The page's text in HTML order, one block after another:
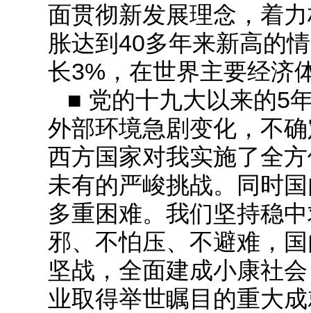
面贯彻新发展理念，着
胀达到40多年来新高的
长3%，在世界主要经济
■ 党的十九大以来的5
外部环境急剧变化，不
西方国家对我实施了全
未有的严峻挑战。同时
多重困难。我们坚持稳
邪、不怕压、不避难，
坚战，全面建成小康社
业取得举世瞩目的重大